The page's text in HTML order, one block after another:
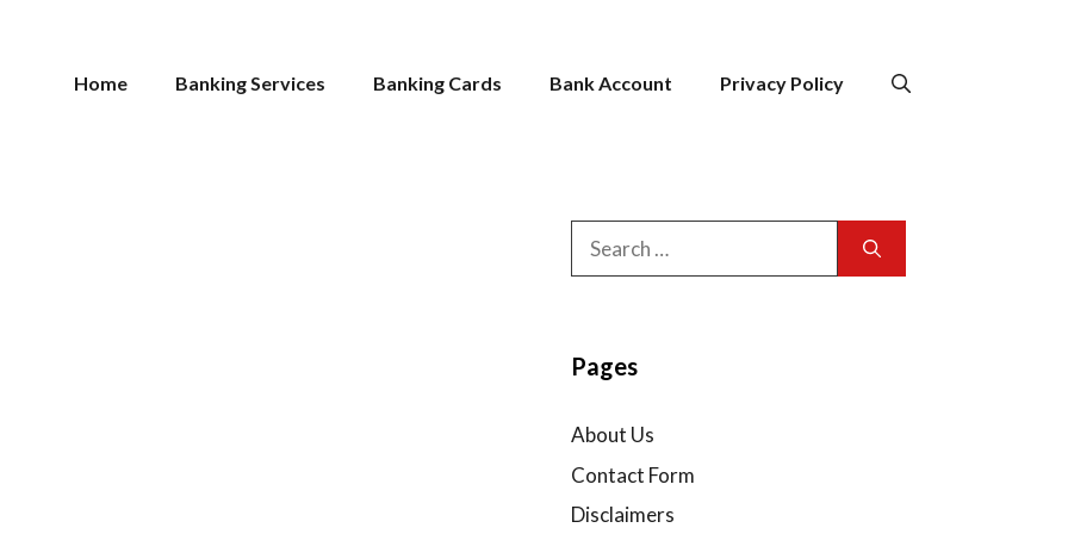
Home Banking Services Banking Cards Bank Account Privacy Policy
for:
Pages
About Us
Contact Form
Disclaimers